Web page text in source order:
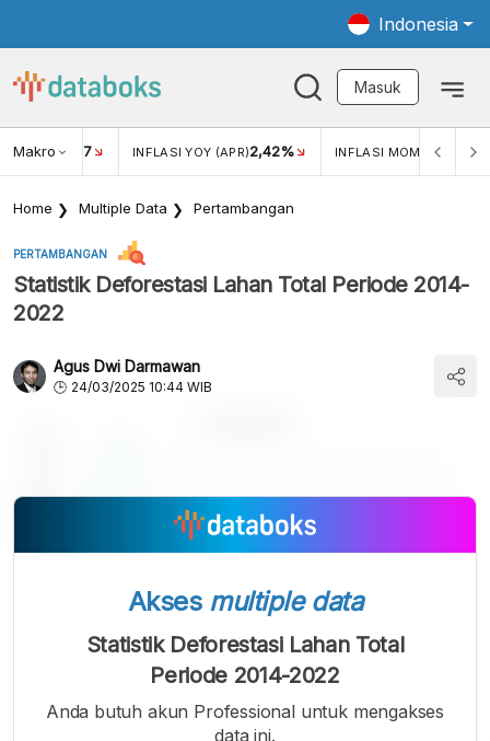
Indonesia
Masuk
Makro
USD/IDR 17 INFLASI YOY (APR)2,42% INFLASI MOM (APR)
Home Multiple Data Pertambangan
PERTAMBANGAN
Statistik Deforestasi Lahan Total Periode 2014-
2022
Agus Dwi Darmawan
24/03/2025 10:44 WIB
Font
Kecil
A
Font
A
Font
Akses multiple data
Statistik Deforestasi Lahan Total
Periode 2014-2022
Anda butuh akun Professional untuk mengakses
data ini.